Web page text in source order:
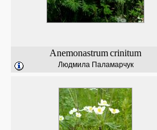
Anemonastrumcrinitum
Людмила Паламарчук